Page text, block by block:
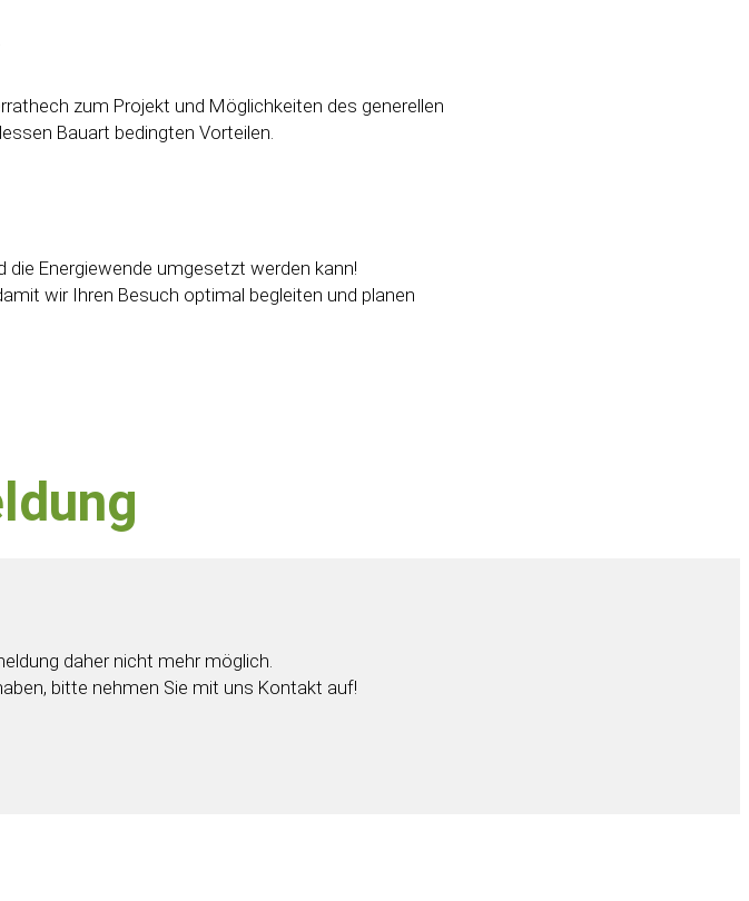
zum Projekt und Möglichkeiten des generellen
Bauart bedingten Vorteilen.
Energiewende umgesetzt werden kann!
wir Ihren Besuch optimal begleiten und planen
daher nicht mehr möglich.
bitte nehmen Sie mit uns Kontakt auf!